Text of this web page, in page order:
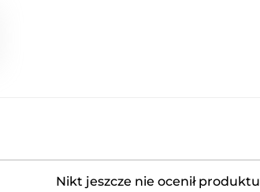
Nikt jeszcze nie ocenił produktu